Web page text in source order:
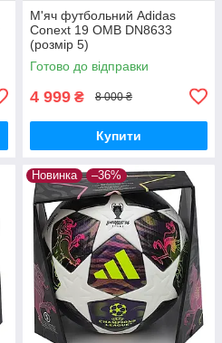
М'яч футбольний Adidas
Conext 19 OMB DN8633
(розмір 5)
Готово до відправки
4 999 ₴ 8 000 ₴
Купити
Новинка –36%